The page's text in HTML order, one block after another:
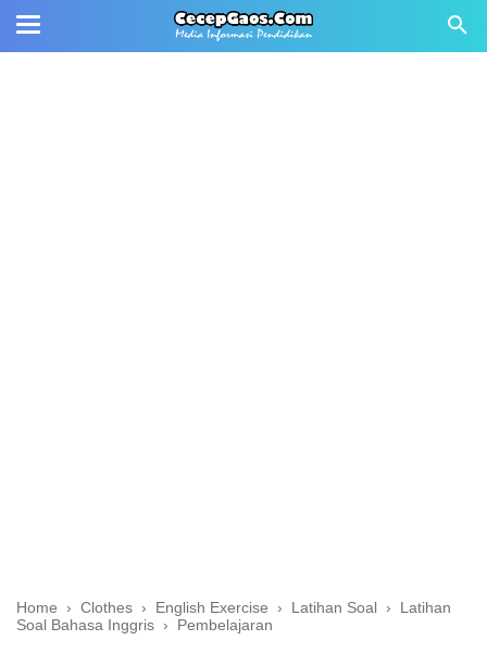
Home › Clothes › English Exercise › Latihan Soal › Latihan
Soal Bahasa Inggris › Pembelajaran